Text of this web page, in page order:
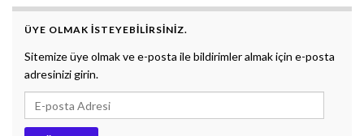
ÜYE OLMAK ISTEYEBILIRSINIZ.
Sitemize üye olmak ve e-posta ile bildirimler almak için e-posta
adresinizi girin.
E-posta Adresi